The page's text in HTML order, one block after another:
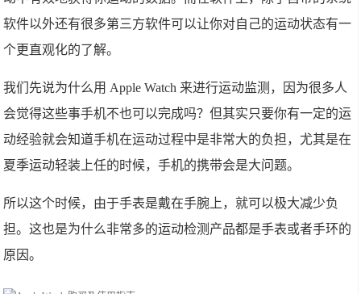
软件以外还有很多第三方软件可以让你对自己的运动状态有一
个更直观化的了解。
我们先说为什么用 Apple Watch 来进行运动监测，因为很多人
会觉得这些事手机不也可以完成吗？但其实只要你有一定的运
动经验就会知道手机在运动过程中是非常大的负担，尤其是在
夏季运动轻装上任的时候，手机的携带会是大问题。
所以这个时候，由于手表是戴在手腕上，就可以极大减少负
担。这也是为什么非常多的运动检测产品都是手表或者手环的
原因。